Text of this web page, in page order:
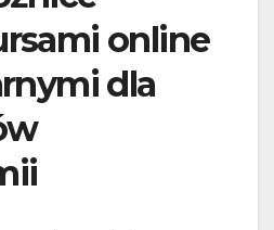
online
dla